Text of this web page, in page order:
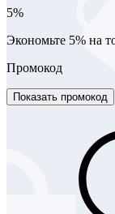
5%
Экономьте 5% на
Промокод
Показать промокод